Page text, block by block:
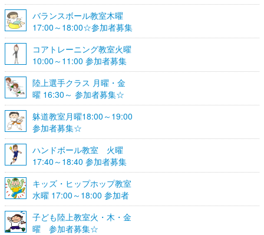
バランスボール教室木曜
17:00～18:00☆参加者募集
☆
コアトレーニング教室火曜
10:00～11:00 参加者募集
陸上選手クラス 月曜・金
曜 16:30～ 参加者募集☆
躰道教室月曜18:00～19:00
参加者募集☆
ハンドボール教室 火曜
17:40～18:40 参加者募集
☆
キッズ・ヒップホップ教室
水曜 17:00～18:00 参加者
募集☆
子ども陸上教室火・木・金
曜 参加者募集☆